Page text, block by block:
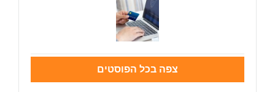
צפה בכל הפוסטים